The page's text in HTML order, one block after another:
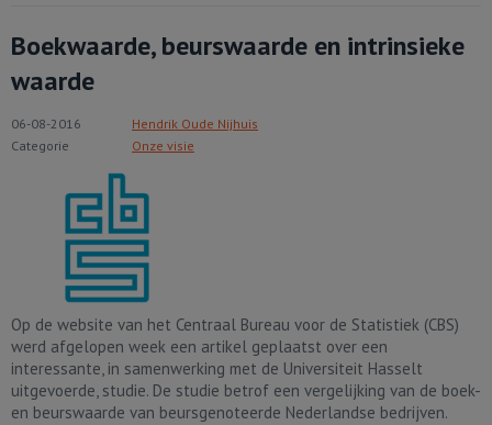
Boekwaarde, beurswaarde en intrinsieke
waarde
06-08-2016
Hendrik Oude Nijhuis
Categorie
Onze visie
Op de website van het Centraal Bureau voor de Statistiek (CBS)
werd afgelopen week een artikel geplaatst over een
interessante, in samenwerking met de Universiteit Hasselt
uitgevoerde, studie. De studie betrof een vergelijking van de boek-
en beurswaarde van beursgenoteerde Nederlandse bedrijven.